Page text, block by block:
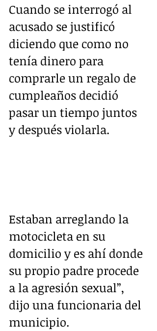
Cuando se interrogó al
acusado se justificó
diciendo que como no
tenía dinero para
comprarle un regalo de
cumpleaños decidió
pasar un tiempo juntos
y después violarla.
Estaban arreglando la
motocicleta en su
domicilio y es ahí donde
su propio padre procede
a la agresión sexual”,
dijo una funcionaria del
municipio.